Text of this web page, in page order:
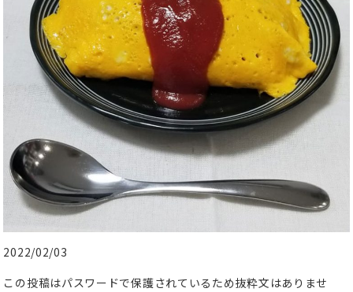
2022/02/03
この投稿はパスワードで保護されているため抜粋文はありませ